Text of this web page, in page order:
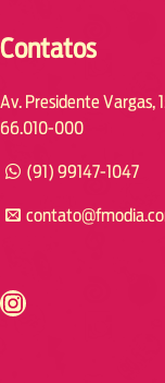
Contatos
Av. Presidente Vargas,
66.010-000
(91) 99147-1047
https://www.instagram.com/fmodia.cabofrio/